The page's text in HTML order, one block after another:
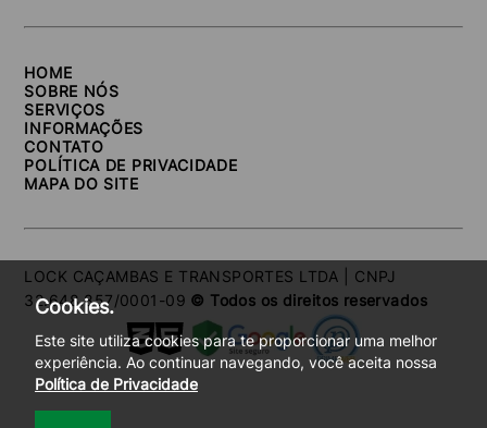
HOME
SOBRE NÓS
SERVIÇOS
INFORMAÇÕES
CONTATO
POLÍTICA DE PRIVACIDADE
MAPA DO SITE
LOCK CAÇAMBAS E TRANSPORTES LTDA | CNPJ
32.648.857/0001-09 © Todos os direitos reservados
Cookies.
Este site utiliza cookies para te proporcionar uma melhor
experiência. Ao continuar navegando, você aceita nossa
Política de Privacidade